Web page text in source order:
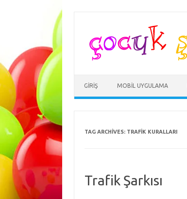
GIRIŞ MOBIL UYGULAMA
TAG ARCHIVES: TRAFIK KURALLARI
Trafik Şarkısı